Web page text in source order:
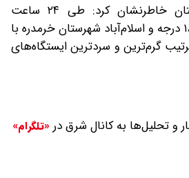
مدیرکل هواشناسی استان خاطرنشان کرد: طی ۲۴ ساعت
گذشته چورزق با دمای ۱۸ درجه و اسلام‌آباد شهرستان خرمدره با
به ترتیب گرم‌ترین و سردترین ایستگاه‌های
و تحلیل‌ها به کانال شرق در «تلگرام»